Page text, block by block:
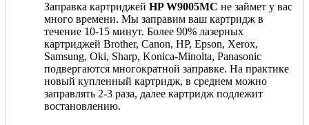
Заправка картриджей HP W9005MC не займет у вас
много времени. Мы заправим ваш картридж в
течение 10-15 минут. Более 90% лазерных
картриджей Brother, Canon, HP, Epson, Xerox,
Samsung, Oki, Sharp, Konica-Minolta, Panasonic
подвергаются многократной заправке. На практике
новый купленный картридж, в среднем можно
заправлять 2-3 раза, далее картридж подлежит
востановлению.